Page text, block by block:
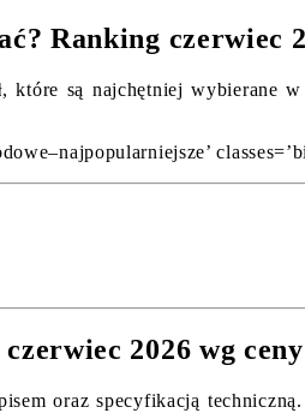
Ranking czerwiec
, które są najchętniej wybierane
2026 wg ceny
oraz specyfikacją techniczną.